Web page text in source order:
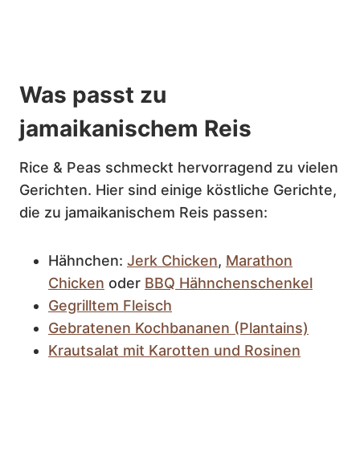
Was passt zu
jamaikanischem Reis
Rice & Peas schmeckt hervorragend zu vielen
Gerichten. Hier sind einige köstliche Gerichte,
die zu jamaikanischem Reis passen:
Hähnchen: Jerk Chicken, Marathon
Chicken oder BBQ Hähnchenschenkel
Gegrilltem Fleisch
Gebratenen Kochbananen (Plantains)
Krautsalat mit Karotten und Rosinen